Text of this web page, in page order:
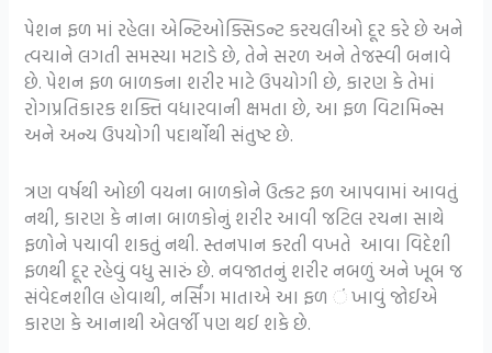
પેશન ફળ માં રહેલા એન્ટિઓક્સિડન્ટ કરચલીઓ દૂર કરે છે અને
ત્વચાને લગતી સમસ્યા મટાડે છે, તેને સરળ અને તેજસ્વી બનાવે
છે. પેશન ફળ બાળકના શરીર માટે ઉપયોગી છે, કારણ કે તેમાં
રોગપ્રતિકારક શક્તિ વધારવાની ક્ષમતા છે, આ ફળ વિટામિન્સ
અને અન્ય ઉપયોગી પદાર્થોથી સંતુષ્ટ છે.
ત્રણ વર્ષથી ઓછી વયના બાળકોને ઉત્કટ ફળ આપવામાં આવતું
નથી, કારણ કે નાના બાળકોનું શરીર આવી જટિલ રચના સાથે
ફળોને પચાવી શકતું નથી. સ્તનપાન કરતી વખતે આવા વિદેશી
ફળથી દૂર રહેવું વધુ સારું છે. નવજાતનું શરીર નબળું અને ખૂબ જ
સંવેદનશીલ હોવાથી, નર્સિંગ માતાએ આ ફળ ં ખાવું જોઈએ
કારણ કે આનાથી એલર્જી પણ થઈ શકે છે.